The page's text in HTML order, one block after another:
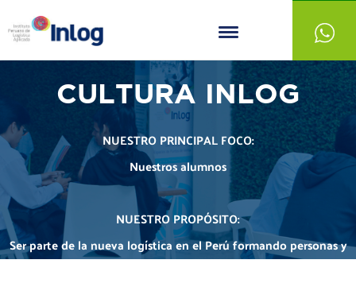
CULTURA INLOG
NUESTRO PRINCIPAL FOCO:
Nuestros alumnos
NUESTRO PROPÓSITO:
Ser parte de la nueva logística en el Perú formando personas y